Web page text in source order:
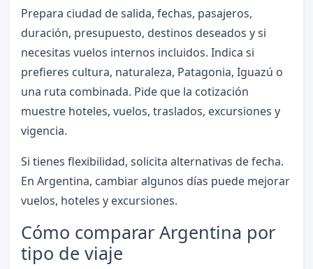
Prepara ciudad de salida, fechas, pasajeros,
duración, presupuesto, destinos deseados y si
necesitas vuelos internos incluidos. Indica si
prefieres cultura, naturaleza, Patagonia, Iguazú o
una ruta combinada. Pide que la cotización
muestre hoteles, vuelos, traslados, excursiones y
vigencia.
Si tienes flexibilidad, solicita alternativas de fecha.
En Argentina, cambiar algunos días puede mejorar
vuelos, hoteles y excursiones.
Cómo comparar Argentina por
tipo de viaje